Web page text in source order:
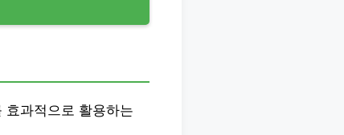
효과적으로 활용하는